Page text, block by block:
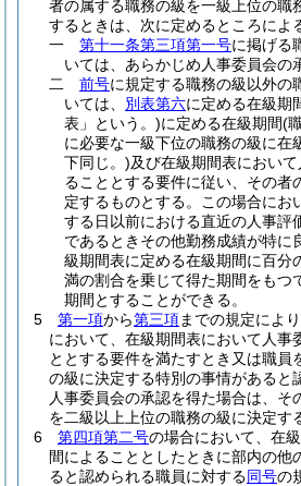
者の属する職務の級を一級上位の職
するときは、次に定めるところによ
一
第十一条第三項第一号に掲げる
いては、あらかじめ人事委員会の
二
前号に規定する職務の級以外の
いては、 別表第六に定める在級期
表」という。)に定める在級期間(
に必要な一級下位の職務の級に在
下同じ。)及び在級期間表におい
ることとする要件に従い、その者
定するものとする。
この場合にお
する日以前における直近の人事評
であるときその他勤務成績が特に
級期間表に定める在級期間に百分
満の割合を乗じて得た期間をもつ
期間とすることができる。
5
第一項から第三項までの規定によ
において、在級期間表において人事
ととする要件を満たすとき又は職員
の級に決定する特別の事情があると
人事委員会の承認を得た場合は、そ
を二級以上上位の職務の級に決定す
6
第四項第二号の場合において、在
間によることとしたときに部内の他
ると認められる職員に対する同号の